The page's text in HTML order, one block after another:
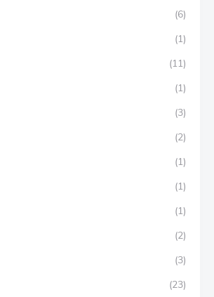
(6)
(1)
(11)
(1)
(3)
(2)
(1)
(1)
(1)
(2)
(3)
(23)